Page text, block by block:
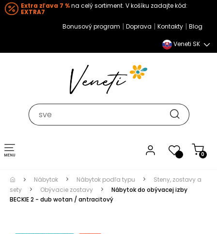
Extra zľava 7 %na celý sortiment. V košíku zadajte kód:
EXTRA7
Bonusový program | Doprava | Kontakty | Blog
Veneti SK
0
Toggle navigation
Nábytok Nábytok podľa typu
Steny, zostavy a
sety
Obývacie zostavy
Nábytok do obývacej izby
BECKIE 2 - dub wotan / antracitový